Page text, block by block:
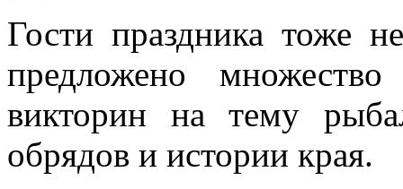
Гости праздника тоже
предложено
викторин на тему
обрядов и истории края.